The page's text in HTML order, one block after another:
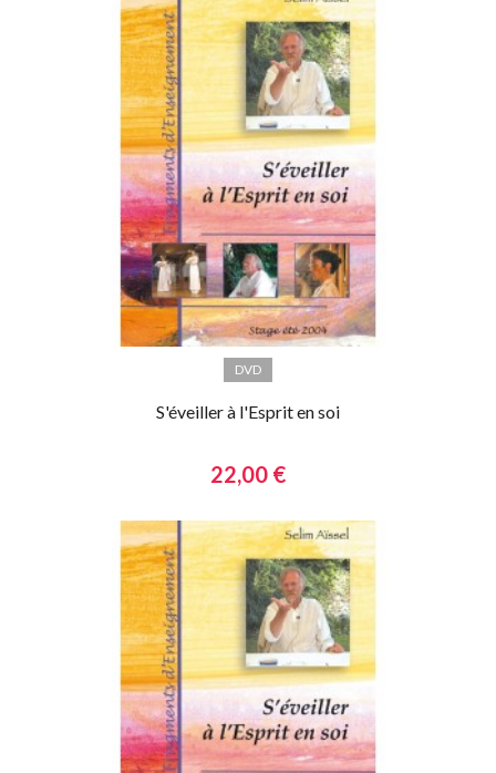
DVD
S'éveiller à l'Esprit en soi
22,00 €